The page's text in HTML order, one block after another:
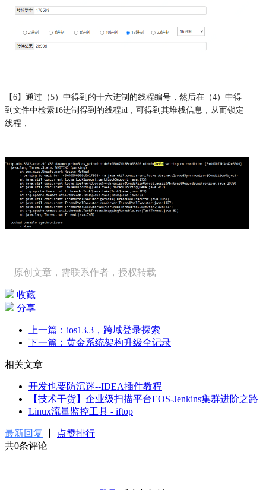
【6】通过（5）中得到的十六进制的线程编号，然后在（4）中得
到文件中检索16进制得到的线程id，可得到其堆栈信息，从而锁定
线程，
原创文章，需联系作者，授权转载
收藏
分享
上一篇：ios13.3，跨域登录探索
下一篇：黄金系统架构升级全记录
相关文章
开发也要防沉迷--IDEA插件教程
【技术干货】企业级扫描平台EOS-Jenkins集群进阶之路
Linux流量监控工具 - iftop
最新回复
点赞排行
共0条评论